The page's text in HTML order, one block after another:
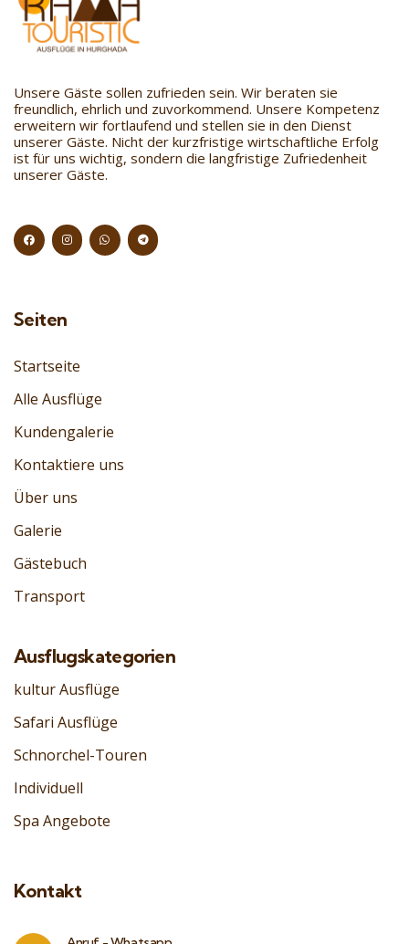
Unsere Gäste sollen zufrieden sein. Wir beraten sie
freundlich, ehrlich und zuvorkommend. Unsere Kompetenz
erweitern wir fortlaufend und stellen sie in den Dienst
unserer Gäste. Nicht der kurzfristige wirtschaftliche Erfolg
ist für uns wichtig, sondern die langfristige Zufriedenheit
unserer Gäste.
Seiten
Startseite
Alle Ausflüge
Kundengalerie
Kontaktiere uns
Über uns
Galerie
Gästebuch
Transport
Ausflugskategorien
kultur Ausflüge
Safari Ausflüge
Schnorchel-Touren
Individuell
Spa Angebote
Kontakt